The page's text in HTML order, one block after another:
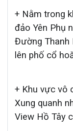
+ Nằm trong
đảo Yên Phụ
Đường Thanh
lên phố cổ
+ Khu vực vô
Xung quanh
View Hồ Tây